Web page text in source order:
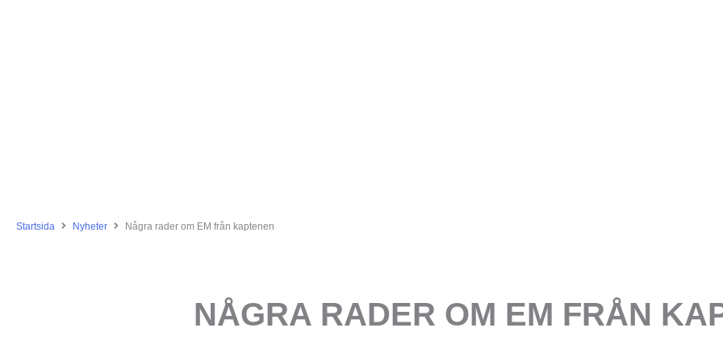
Startsida Nyheter Några rader om EM från kaptenen
NÅGRA RADER OM EM FRÅN